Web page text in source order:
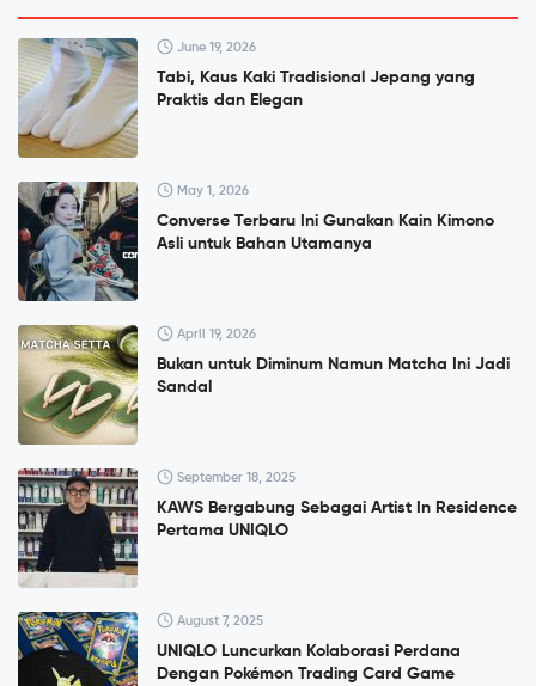
June 19, 2026
Tabi, Kaus Kaki Tradisional Jepang yang
Praktis dan Elegan
May 1, 2026
Converse Terbaru Ini Gunakan Kain Kimono
Asli untuk Bahan Utamanya
April 19, 2026
Bukan untuk Diminum Namun Matcha Ini Jadi
Sandal
September 18, 2025
KAWS Bergabung Sebagai Artist In Residence
Pertama UNIQLO
August 7, 2025
UNIQLO Luncurkan Kolaborasi Perdana
Dengan Pokémon Trading Card Game